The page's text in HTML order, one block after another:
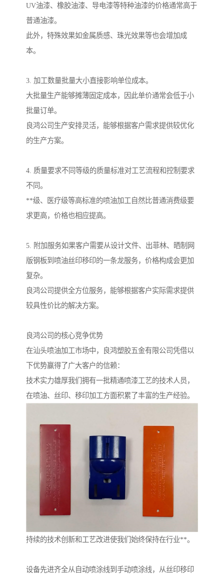
UV油漆、橡胶油漆、导电漆等特种油漆的价格通常高于
普通油漆。
此外，特殊效果如金属质感、珠光效果等也会增加成
本。
3. 加工数量批量大小直接影响单位成本。
大批量生产能够摊薄固定成本，因此单价通常会低于小
批量订单。
良鸿公司生产安排灵活，能够根据客户需求提供较优化
的生产方案。
4. 质量要求不同等级的质量标准对工艺流程和控制要求
不同。
**级、医疗级等高标准的喷油加工自然比普通消费级要
求更高，价格也相应提高。
5. 附加服务如果客户需要从设计文件、出菲林、晒制网
版钢板到喷油丝印移印的一条龙服务，价格构成会更加
复杂。
良鸿公司提供全方位服务，能够根据客户实际需求提供
较具性价比的解决方案。
良鸿公司的核心竞争优势
在汕头喷油加工市场中，良鸿塑胶五金有限公司凭借以
下优势赢得了广大客户的信赖：
技术实力雄厚我们拥有一批精通喷漆工艺的技术人员，
在喷油、丝印、移印加工方面积累了丰富的生产经验。
持续的技术创新和工艺改进使我们始终保持在行业**。
设备先进齐全从自动喷涂线到手动喷涂线，从丝印移印